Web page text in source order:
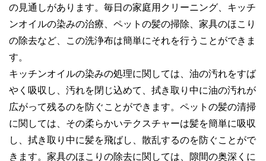
の見通しがあります。毎日の家庭用クリーニング、キッチ
ンオイルの染みの治療、ペットの髪の掃除、家具のほこり
の除去など、この洗浄布は簡単にそれを行うことができま
す。
キッチンオイルの染みの処理に関しては、油の汚れをすば
やく吸収し、汚れを閉じ込めて、拭き取り中に油の汚れが
広がって残るのを防ぐことができます。ペットの髪の清掃
に関しては、その柔らかいテクスチャーは髪を簡単に吸収
し、拭き取り中に髪を飛ばし、散乱するのを防ぐことがで
きます。家具のほこりの除去に関しては、隙間の奥深くに